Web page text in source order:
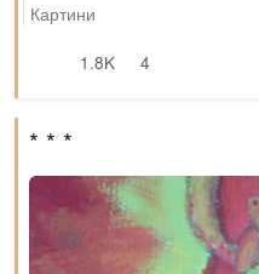
Картини
1.8K
4
* * *